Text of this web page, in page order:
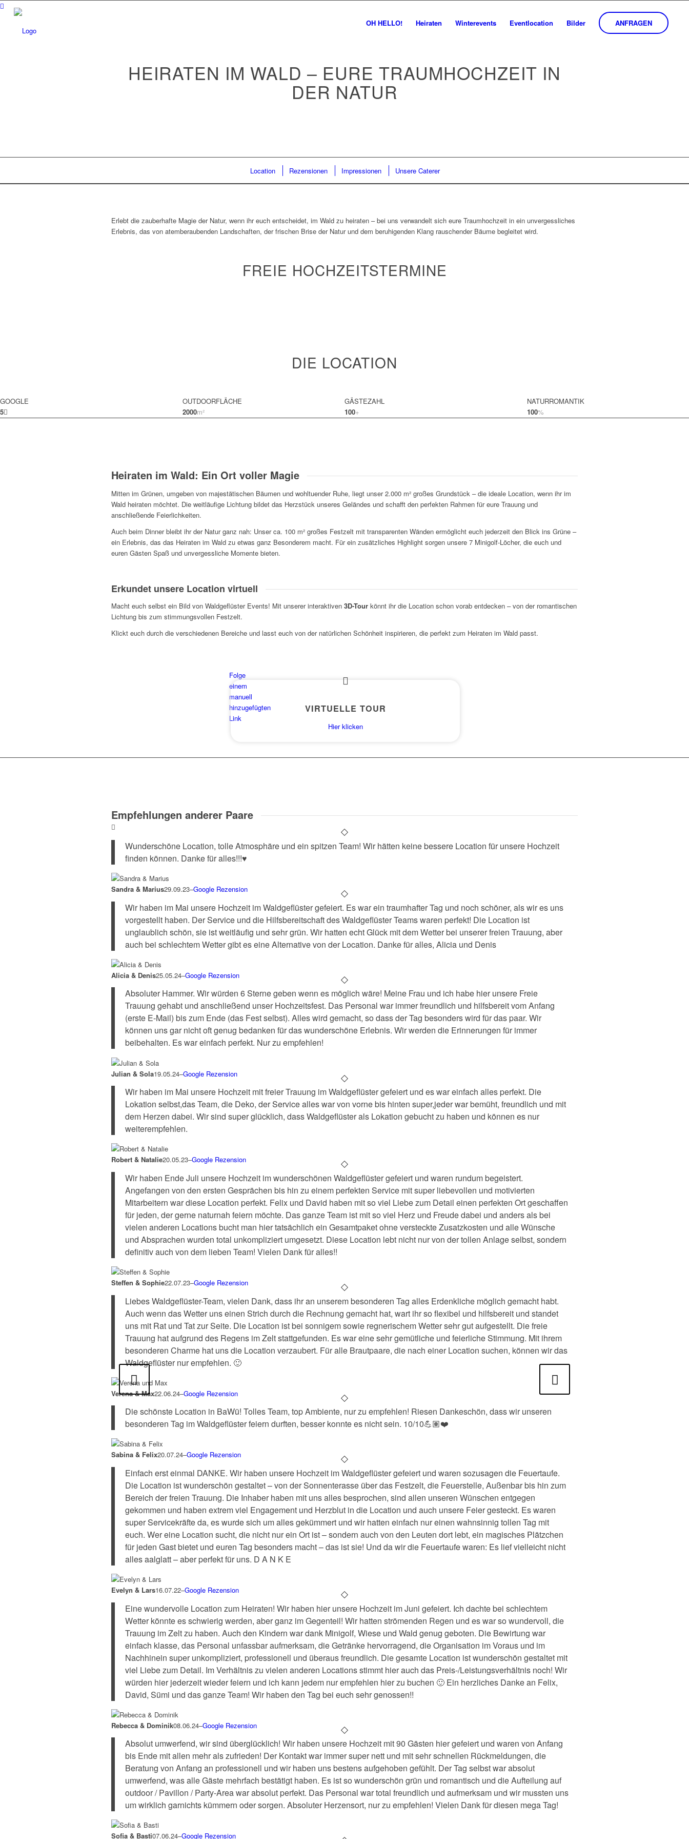
OH HELLO! Heiraten Winterevents Eventlocation Bilder ANFRAGEN
HEIRATEN IM WALD – EURE TRAUMHOCHZEIT IN
DER NATUR
Location Rezensionen Impressionen Unsere Caterer
Erlebt die zauberhafte Magie der Natur, wenn ihr euch entscheidet, im Wald zu heiraten – bei uns verwandelt sich eure Traumhochzeit in ein unvergessliches
Erlebnis, das von atemberaubenden Landschaften, der frischen Brise der Natur und dem beruhigenden Klang rauschender Bäume begleitet wird.
FREIE HOCHZEITSTERMINE
DIE LOCATION
GOOGLE
5
OUTDOORFLÄCHE
2000m²
GÄSTEZAHL
100+
NATURROMANTIK
100%
Heiraten im Wald: Ein Ort voller Magie
Mitten im Grünen, umgeben von majestätischen Bäumen und wohltuender Ruhe, liegt unser 2.000 m² großes Grundstück – die ideale Location, wenn ihrim
Wald heiraten möchtet. Die weitläufige Lichtung bildet das Herzstück unseres Geländes und schafft den perfekten Rahmen für eure Trauung und
anschließende Feierlichkeiten.
Auch beim Dinner bleibt ihr der Natur ganz nah: Unser ca. 100 m² großes Festzelt mit transparenten Wänden ermöglicht euch jederzeit den Blick ins Grüne –
ein Erlebnis, das das Heiraten im Wald zu etwas ganz Besonderem macht. Für ein zusätzliches Highlight sorgen unsere 7 Minigolf-Löcher, die euch und
euren Gästen Spaß und unvergessliche Momente bieten.
Erkundet unsere Location virtuell
Macht euch selbst ein Bild von Waldgeflüster Events! Mit unserer interaktiven 3D-Tour könnt ihr die Location schon vorab entdecken – von der romantischen
Lichtung bis zum stimmungsvollen Festzelt.
Klickt euch durch die verschiedenen Bereiche und lasst euch von der natürlichen Schönheit inspirieren, die perfekt zum Heiraten im Wald passt.
Folge
einem
manuell
hinzugefügten
Link
VIRTUELLE TOUR
Hier klicken
Empfehlungen anderer Paare
Wunderschöne Location, tolle Atmosphäre und ein spitzen Team! Wir hätten keine bessere Location für unsere Hochzeit
finden können. Danke für alles!!!♥️
Sandra & Marius29.09.23–Google Rezension
Wir haben im Mai unsere Hochzeit im Waldgeflüster gefeiert. Es war ein traumhafter Tag und noch schöner, als wir es uns
vorgestellt haben. Der Service und die Hilfsbereitschaft des Waldgeflüster Teams waren perfekt! Die Location ist
unglaublich schön, sie ist weitläufig und sehr grün. Wir hatten echt Glück mit dem Wetter bei unserer freien Trauung, aber
auch bei schlechtem Wetter gibt es eine Alternative von der Location. Danke für alles, Alicia und Denis
Alicia & Denis25.05.24–Google Rezension
Absoluter Hammer. Wir würden 6 Sterne geben wenn es möglich wäre! Meine Frau und ich habe hier unsere Freie
Trauung gehabt und anschließend unser Hochzeitsfest. Das Personal war immer freundlich und hilfsbereit vom Anfang
(erste E-Mail) bis zum Ende (das Fest selbst). Alles wird gemacht, so dass der Tag besonders wird für das paar. Wir
können uns gar nicht oft genug bedanken für das wunderschöne Erlebnis. Wir werden die Erinnerungen für immer
beibehalten. Es war einfach perfekt. Nur zu empfehlen!
Julian & Sola19.05.24–Google Rezension
Wir haben im Mai unsere Hochzeit mit freier Trauung im Waldgeflüster gefeiert und es war einfach alles perfekt. Die
Lokation selbst,das Team, die Deko, der Service alles war von vorne bis hinten super,jeder war bemüht, freundlich und mit
dem Herzen dabei. Wir sind super glücklich, dass Waldgeflüster als Lokation gebucht zu haben und können es nur
weiterempfehlen.
Robert & Natalie20.05.23–Google Rezension
Wir haben Ende Juli unsere Hochzeit im wunderschönen Waldgeflüster gefeiert und waren rundum begeistert.
Angefangen von den ersten Gesprächen bis hin zu einem perfekten Service mit super liebevollen und motivierten
Mitarbeitern war diese Location perfekt. Felix und David haben mit so viel Liebe zum Detail einen perfekten Ort geschaffen
für jeden, der gerne naturnah feiern möchte. Das ganze Team ist mit so viel Herz und Freude dabei und anders als bei
vielen anderen Locations bucht man hier tatsächlich ein Gesamtpaket ohne versteckte Zusatzkosten und alle Wünsche
und Absprachen wurden total unkompliziert umgesetzt. Diese Location lebt nicht nur von der tollen Anlage selbst, sondern
definitiv auch von dem lieben Team! Vielen Dank für alles!!
Steffen & Sophie22.07.23–Google Rezension
Liebes Waldgeflüster-Team, vielen Dank, dass ihr an unserem besonderen Tag alles Erdenkliche möglich gemacht habt.
Auch wenn das Wetter uns einen Strich durch die Rechnung gemacht hat, wart ihr so flexibel und hilfsbereit und standet
uns mit Rat und Tat zur Seite. Die Location ist bei sonnigem sowie regnerischem Wetter sehr gut aufgestellt. Die freie
Trauung hat aufgrund des Regens im Zelt stattgefunden. Es war eine sehr gemütliche und feierliche Stimmung. Mit ihrem
besonderen Charme hat uns die Location verzaubert. Für alle Brautpaare, die nach einer Location suchen, können wir das
Waldgeflüster nur empfehlen. 🙂
Verena & Max22.06.24–Google Rezension
Die schönste Location in BaWü! Tolles Team, top Ambiente, nur zu empfehlen! Riesen Dankeschön, dass wir unseren
besonderen Tag im Waldgeflüster feiern durften, besser konnte es nicht sein. 10/10💪🏽❤️
Sabina & Felix20.07.24–Google Rezension
Einfach erst einmal DANKE. Wir haben unsere Hochzeit im Waldgeflüster gefeiert und waren sozusagen die Feuertaufe.
Die Location ist wunderschön gestaltet – von der Sonnenterasse über das Festzelt, die Feuerstelle, Außenbar bis hin zum
Bereich der freien Trauung. Die Inhaber haben mit uns alles besprochen, sind allen unseren Wünschen entgegen
gekommen und haben extrem viel Engagement und Herzblut in die Location und auch unsere Feier gesteckt. Es waren
super Servicekräfte da, es wurde sich um alles gekümmert und wir hatten einfach nur einen wahnsinnig tollen Tag mit
euch. Wer eine Location sucht, die nicht nur ein Ort ist – sondern auch von den Leuten dort lebt, ein magisches Plätzchen
für jeden Gast bietet und euren Tag besonders macht – das ist sie! Und da wir die Feuertaufe waren: Es lief vielleicht nicht
alles aalglatt – aber perfekt für uns. D A N K E
Evelyn & Lars16.07.22–Google Rezension
Eine wundervolle Location zum Heiraten! Wir haben hier unsere Hochzeit im Juni gefeiert. Ich dachte bei schlechtem
Wetter könnte es schwierig werden, aber ganz im Gegenteil! Wir hatten strömenden Regen und es war so wundervoll, die
Trauung im Zelt zu haben. Auch den Kindern war dank Minigolf, Wiese und Wald genug geboten. Die Bewirtung war
einfach klasse, das Personal unfassbar aufmerksam, die Getränke hervorragend, die Organisation im Voraus und im
Nachhinein super unkompliziert, professionell und überaus freundlich. Die gesamte Location ist wunderschön gestaltet mit
viel Liebe zum Detail. Im Verhältnis zu vielen anderen Locations stimmt hier auch das Preis-/Leistungsverhältnis noch! Wir
würden hier jederzeit wieder feiern und ich kann jedem nur empfehlen hier zu buchen 🙂 Ein herzliches Danke an Felix,
David, Sümi und das ganze Team! Wir haben den Tag bei euch sehr genossen!!
Rebecca & Dominik08.06.24–Google Rezension
Absolut umwerfend, wir sind überglücklich! Wir haben unsere Hochzeit mit 90 Gästen hier gefeiert und waren von Anfang
bis Ende mit allen mehr als zufrieden! Der Kontakt war immer super nett und mit sehr schnellen Rückmeldungen, die
Beratung von Anfang an professionell und wir haben uns bestens aufgehoben gefühlt. Der Tag selbst war absolut
umwerfend, was alle Gäste mehrfach bestätigt haben. Es ist so wunderschön grün und romantisch und die Aufteilung auf
outdoor / Pavillon / Party-Area war absolut perfekt. Das Personal war total freundlich und aufmerksam und wir mussten uns
um wirklich garnichts kümmern oder sorgen. Absoluter Herzensort, nur zu empfehlen! Vielen Dank für diesen mega Tag!
Sofia & Basti07.06.24–Google Rezension